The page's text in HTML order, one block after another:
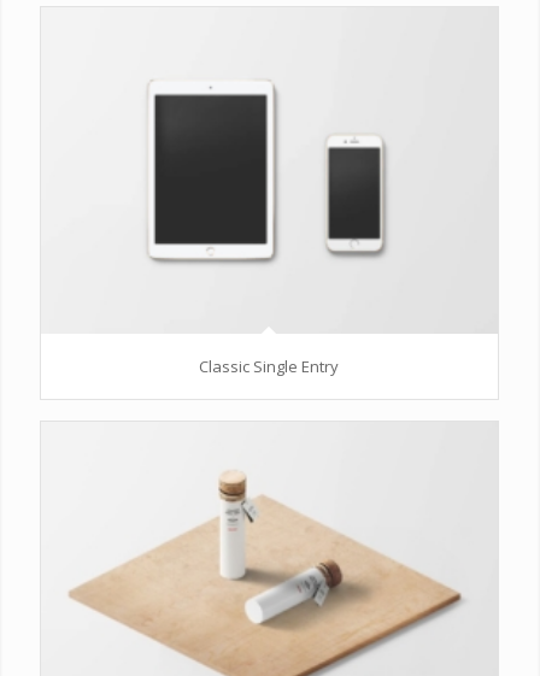
Classic Single Entry